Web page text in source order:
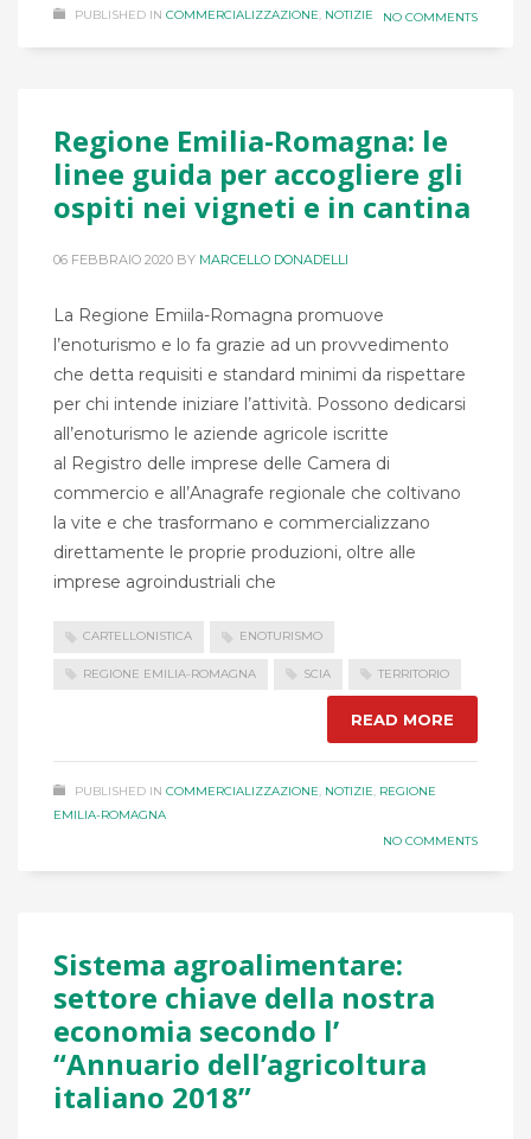
PUBLISHED IN COMMERCIALIZZAZIONE, NOTIZIE NO COMMENTS
Regione Emilia-Romagna: le
linee guida per accogliere gli
ospiti nei vigneti e in cantina
06 FEBBRAIO 2020 BY MARCELLO DONADELLI
La Regione Emiila-Romagna promuove
l’enoturismo e lo fa grazie ad un provvedimento
che detta requisiti e standard minimi da rispettare
per chi intende iniziare l’attività. Possono dedicarsi
all’enoturismo le aziende agricole iscritte
al Registro delle imprese delle Camera di
commercio e all’Anagrafe regionale che coltivano
la vite e che trasformano e commercializzano
direttamente le proprie produzioni, oltre alle
imprese agroindustriali che
CARTELLONISTICA ENOTURISMO
REGIONE EMILIA-ROMAGNA SCIA TERRITORIO
READ MORE
PUBLISHED IN COMMERCIALIZZAZIONE, NOTIZIE, REGIONE
EMILIA-ROMAGNA
NO COMMENTS
Sistema agroalimentare:
settore chiave della nostra
economia secondo l’
“Annuario dell’agricoltura
italiano 2018”